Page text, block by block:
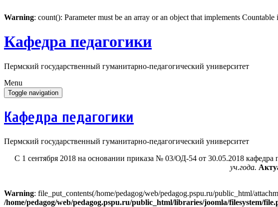
Warning: count(): Parameter must be an array or an object that implements Countable
Кафедра педагогики
Пермский государственный гуманитарно-педагогический университет
Menu
Toggle navigation
Кафедра педагогики
Пермский государственный гуманитарно-педагогический университет
С 1 сентября 2018 на основании приказа № 03/ОД-54 от 30.05.2018 кафедра
уч.года.
Warning: file_put_contents(/home/pedagog/web/pedagog.pspu.ru/public_html/
/home/pedagog/web/pedagog.pspu.ru/public_html/libraries/joomla/filesystem/